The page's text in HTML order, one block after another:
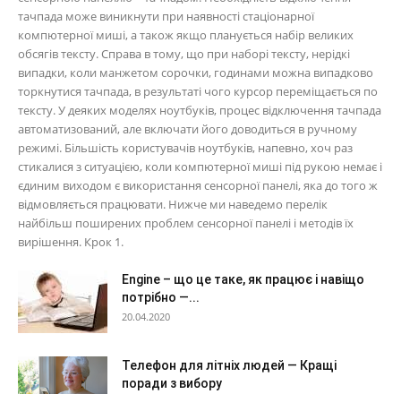
тачпада може виникнути при наявності стаціонарної
компютерної миші, а також якщо планується набір великих
обсягів тексту. Справа в тому, що при наборі тексту, нерідкі
випадки, коли манжетом сорочки, годинами можна випадково
торкнутися тачпада, в результаті чого курсор переміщається по
тексту. У деяких моделях ноутбуків, процес відключення тачпада
автоматизований, але включати його доводиться в ручному
режимі. Більшість користувачів ноутбуків, напевно, хоч раз
стикалися з ситуацією, коли компютерної миші під рукою немає і
єдиним виходом є використання сенсорної панелі, яка до того ж
відмовляється працювати. Нижче ми наведемо перелік
найбільш поширених проблем сенсорної панелі і методів їх
вирішення. Крок 1.
Engine – що це таке, як працює і навіщо
потрібно —...
20.04.2020
Телефон для літніх людей — Кращі
поради з вибору